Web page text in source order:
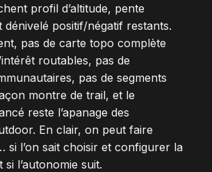
profil d’altitude, pente
dénivelé positif/négatif restants.
pas de carte topo complète
routables, pas de
pas de segments
montre de trail, et le
reste l’apanage des
En clair, on peut faire
si l’on sait choisir et configurer la
l’autonomie suit.